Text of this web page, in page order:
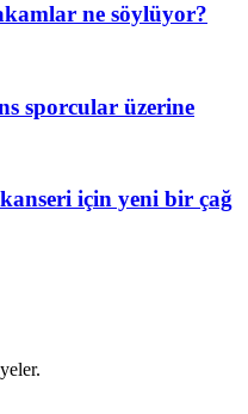
ne söylüyor?
sporcular üzerine
için yeni bir çağ